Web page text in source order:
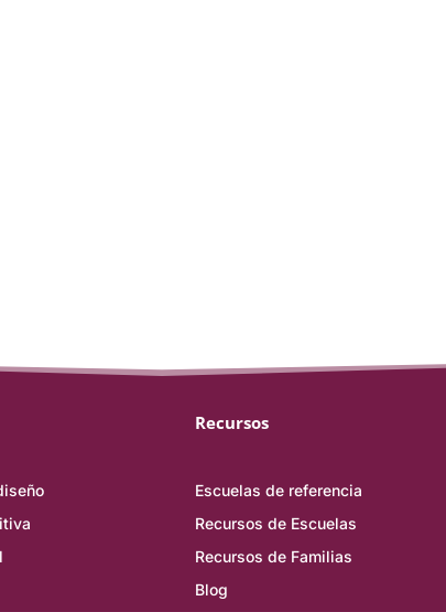
Recursos
Escuelas de referencia
Recursos de Escuelas
Recursos de Familias
Blog